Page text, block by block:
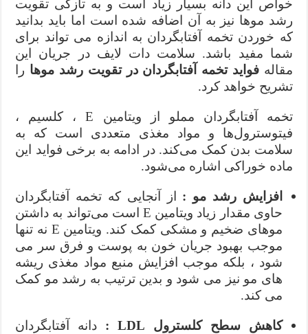
خواص این دانه بسیار زیاد است و به تازگی تقویت
رشد موها نیز به آن اضافه شده است اما باید بدانید
که خوردن تخمه آفتابگردان به اندازه می تواند برای
شما مفید باشد. سلامت دات لایف در جریان این
مقالهفواید تخمه آفتابگردان در تقویت رشد موها را
تشریح خواهد کرد.
تخمه آفتابگردان مملو از ویتامین E ، کلسیم ،
فیتوسترول‌ها و مواد مغذی متعددی است که به
سلامت بدن کمک می‌کند. در ادامه به برخی فواید این
ماده خوراکی اشاره می‌شود.
افزایش رشد مو : از آنجایی که تخمه آفتابگردان
حاوی مقدار زیاد ویتامین E است می‌تواند به داشتن
موهای ضخیم و مشکی کمک کند. ویتامین E نه تنها
موجب بهبود جریان خون به پوست و فرق سر می
شود ، بلکه موجب افزایش منبع مواد مغذی ریشه
های مو نیز می شود و بدین ترتیب به رشد مو کمک
می کند.
کاهش سطح کلسترول LDL :
دانه آفتابگردان